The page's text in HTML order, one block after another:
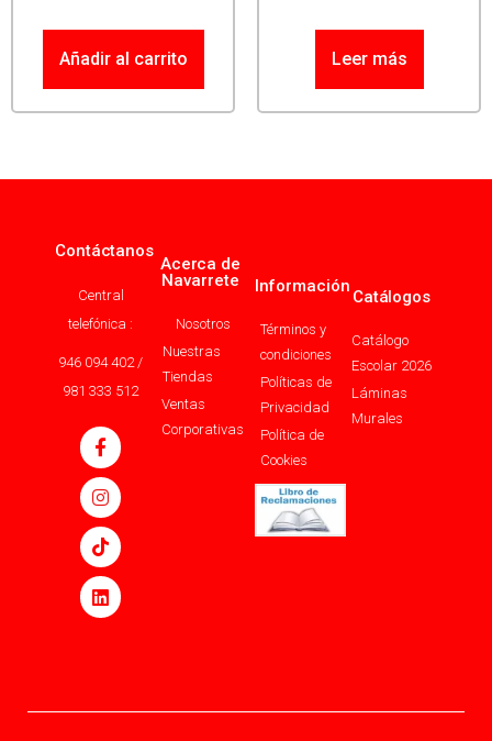
Añadir al carrito Leer más
Contáctanos
Central
telefónica :
946 094 402 /
981 333 512
Acerca de
Navarrete
Nosotros
Nuestras
Tiendas
Ventas
Corporativas
Información
Términos y
condiciones
Políticas de
Privacidad
Política de
Cookies
Catálogos
Catálogo
Escolar 2026
Láminas
Murales